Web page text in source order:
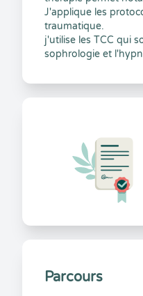
J'applique les
traumatique.
j'utilise les TCC qui
sophrologie et
Parcours